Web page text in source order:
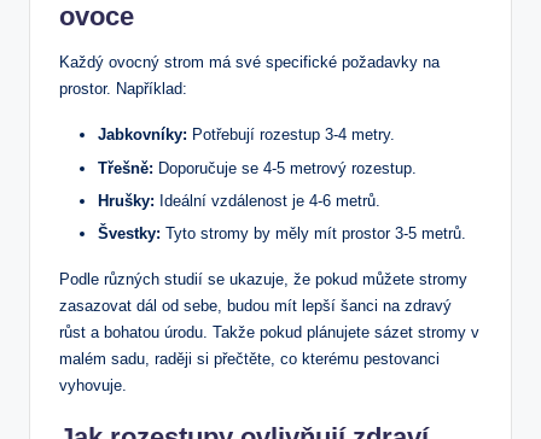
ovoce
Každý ovocný strom má své specifické požadavky na
prostor. Například:
Jabkovníky: Potřebují rozestup 3-4 metry.
Třešně: Doporučuje se 4-5 metrový rozestup.
Hrušky: Ideální vzdálenost je 4-6 metrů.
Švestky: Tyto stromy by měly mít prostor 3-5 metrů.
Podle různých studií se ukazuje, že pokud můžete stromy
zasazovat dál od sebe, budou mít lepší šanci na zdravý
růst a bohatou úrodu. Takže pokud plánujete sázet stromy v
malém sadu, raději si přečtěte, co kterému pestovanci
vyhovuje.